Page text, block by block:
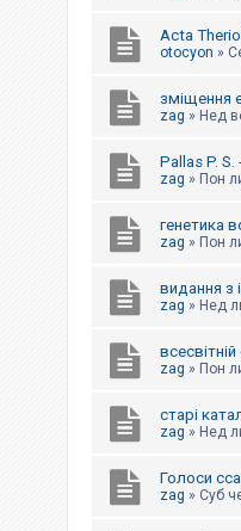
Acta
otocyon »
зміщення
zag » Нед
Pallas P.
zag » Пон
генетика
zag » Пон
видання з
zag » Нед
zag » Пон
старі
zag » Нед
Голоси
zag » Суб